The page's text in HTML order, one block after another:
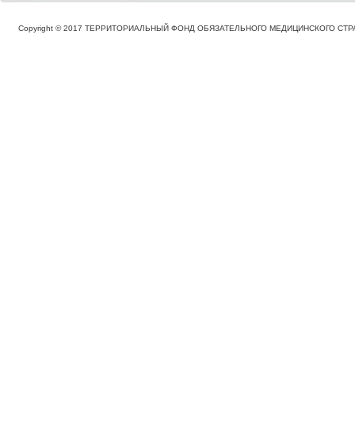
Copyright © 2017 ТЕРРИТОРИАЛЬНЫЙ ФОНД ОБЯЗАТЕЛЬНОГО МЕДИЦИНСКОГО